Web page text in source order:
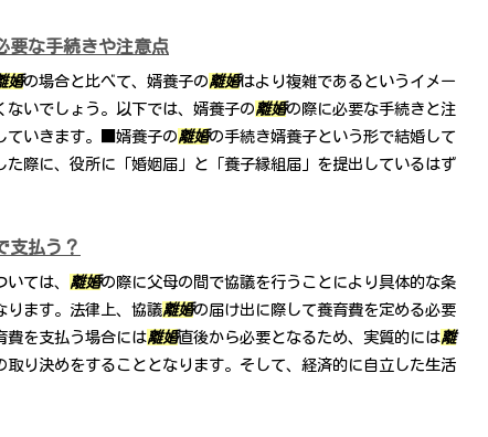
要な手続きや注意点
婚の場合と比べて、婿養子の離婚はより複雑であるというイメー
ないでしょう。以下では、婿養子の離婚の際に必要な手続きと注
ていきます。■婿養子の離婚の手続き婿養子という形で結婚して
た際に、役所に「婚姻届」と「養子縁組届」を提出しているはず
支払う？
ては、 離婚の際に父母の間で協議を行うことにより具体的な条
ります。法律上、協議離婚の届け出に際して養育費を定める必要
費を支払う場合には離婚直後から必要となるため、実質的には離
取り決めをすることとなります。そして、経済的に自立した生活